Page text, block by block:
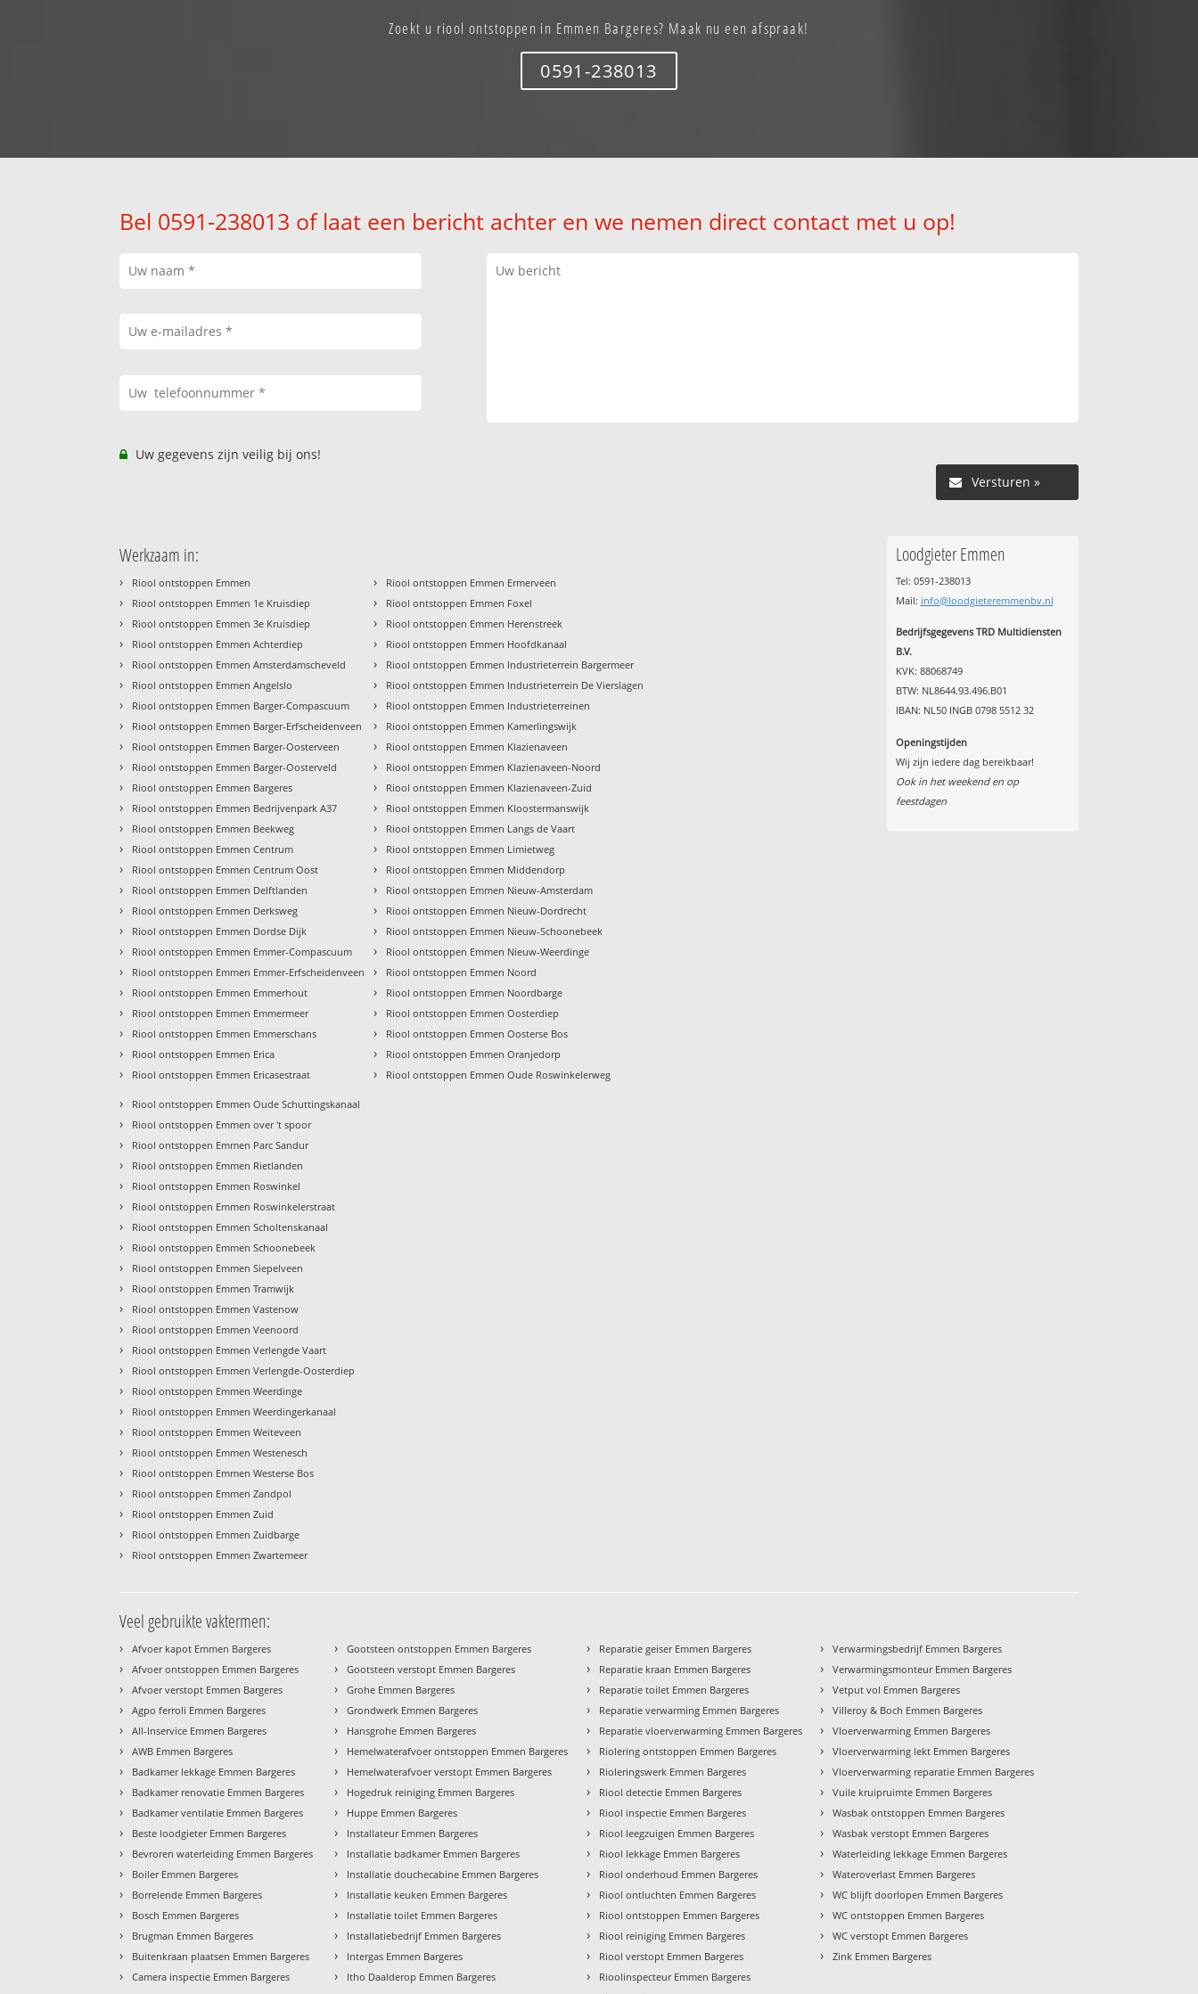
Zoekt u riool ontstoppen in Emmen Bargeres? Maak nu een afspraak!
0591-238013
Bel 0591-238013 of laat een bericht achter en we nemen direct contact met u op!
Uw gegevens zijn veilig bij ons!
Versturen »
Werkzaam in:
› Riool ontstoppen Emmen
› Riool ontstoppen Emmen 1e Kruisdiep
› Riool ontstoppen Emmen 3e Kruisdiep
› Riool ontstoppen Emmen Achterdiep
› Riool ontstoppen Emmen Amsterdamscheveld
› Riool ontstoppen Emmen Angelslo
› Riool ontstoppen Emmen Barger-Compascuum
› Riool ontstoppen Emmen Barger-Erfscheidenveen
› Riool ontstoppen Emmen Barger-Oosterveen
› Riool ontstoppen Emmen Barger-Oosterveld
› Riool ontstoppen Emmen Bargeres
› Riool ontstoppen Emmen Bedrijvenpark A37
› Riool ontstoppen Emmen Beekweg
› Riool ontstoppen Emmen Centrum
› Riool ontstoppen Emmen Centrum Oost
› Riool ontstoppen Emmen Delftlanden
› Riool ontstoppen Emmen Derksweg
› Riool ontstoppen Emmen Dordse Dijk
› Riool ontstoppen Emmen Emmer-Compascuum
› Riool ontstoppen Emmen Emmer-Erfscheidenveen
› Riool ontstoppen Emmen Emmerhout
› Riool ontstoppen Emmen Emmermeer
› Riool ontstoppen Emmen Emmerschans
› Riool ontstoppen Emmen Erica
› Riool ontstoppen Emmen Ericasestraat
› Riool ontstoppen Emmen Ermerveen
› Riool ontstoppen Emmen Foxel
› Riool ontstoppen Emmen Herenstreek
› Riool ontstoppen Emmen Hoofdkanaal
› Riool ontstoppen Emmen Industrieterrein Bargermeer
› Riool ontstoppen Emmen Industrieterrein De Vierslagen
› Riool ontstoppen Emmen Industrieterreinen
› Riool ontstoppen Emmen Kamerlingswijk
› Riool ontstoppen Emmen Klazienaveen
› Riool ontstoppen Emmen Klazienaveen-Noord
› Riool ontstoppen Emmen Klazienaveen-Zuid
› Riool ontstoppen Emmen Kloostermanswijk
› Riool ontstoppen Emmen Langs de Vaart
› Riool ontstoppen Emmen Limietweg
› Riool ontstoppen Emmen Middendorp
› Riool ontstoppen Emmen Nieuw-Amsterdam
› Riool ontstoppen Emmen Nieuw-Dordrecht
› Riool ontstoppen Emmen Nieuw-Schoonebeek
› Riool ontstoppen Emmen Nieuw-Weerdinge
› Riool ontstoppen Emmen Noord
› Riool ontstoppen Emmen Noordbarge
› Riool ontstoppen Emmen Oosterdiep
› Riool ontstoppen Emmen Oosterse Bos
› Riool ontstoppen Emmen Oranjedorp
› Riool ontstoppen Emmen Oude Roswinkelerweg
› Riool ontstoppen Emmen Oude Schuttingskanaal
› Riool ontstoppen Emmen over 't spoor
› Riool ontstoppen Emmen Parc Sandur
› Riool ontstoppen Emmen Rietlanden
› Riool ontstoppen Emmen Roswinkel
› Riool ontstoppen Emmen Roswinkelerstraat
› Riool ontstoppen Emmen Scholtenskanaal
› Riool ontstoppen Emmen Schoonebeek
› Riool ontstoppen Emmen Siepelveen
› Riool ontstoppen Emmen Tramwijk
› Riool ontstoppen Emmen Vastenow
› Riool ontstoppen Emmen Veenoord
› Riool ontstoppen Emmen Verlengde Vaart
› Riool ontstoppen Emmen Verlengde-Oosterdiep
› Riool ontstoppen Emmen Weerdinge
› Riool ontstoppen Emmen Weerdingerkanaal
› Riool ontstoppen Emmen Weiteveen
› Riool ontstoppen Emmen Westenesch
› Riool ontstoppen Emmen Westerse Bos
› Riool ontstoppen Emmen Zandpol
› Riool ontstoppen Emmen Zuid
› Riool ontstoppen Emmen Zuidbarge
› Riool ontstoppen Emmen Zwartemeer
Loodgieter Emmen
Tel: 0591-238013
Mail: info@loodgieteremmenbv.nl
Bedrijfsgegevens TRD Multidiensten
B.V.
KVK: 88068749
BTW: NL8644.93.496.B01
IBAN: NL50 INGB 0798 5512 32
Openingstijden
Wij zijn iedere dag bereikbaar!
Ook in het weekend en op
feestdagen
Veel gebruikte vaktermen:
› Afvoer kapot Emmen Bargeres
› Afvoer ontstoppen Emmen Bargeres
› Afvoer verstopt Emmen Bargeres
› Agpo ferroli Emmen Bargeres
› All-Inservice Emmen Bargeres
› AWB Emmen Bargeres
› Badkamer lekkage Emmen Bargeres
› Badkamer renovatie Emmen Bargeres
› Badkamer ventilatie Emmen Bargeres
› Beste loodgieter Emmen Bargeres
› Bevroren waterleiding Emmen Bargeres
› Boiler Emmen Bargeres
› Borrelende Emmen Bargeres
› Bosch Emmen Bargeres
› Brugman Emmen Bargeres
› Buitenkraan plaatsen Emmen Bargeres
› Camera inspectie Emmen Bargeres
› Gootsteen ontstoppen Emmen Bargeres
› Gootsteen verstopt Emmen Bargeres
› Grohe Emmen Bargeres
› Grondwerk Emmen Bargeres
› Hansgrohe Emmen Bargeres
› Hemelwaterafvoer ontstoppen Emmen Bargeres
› Hemelwaterafvoer verstopt Emmen Bargeres
› Hogedruk reiniging Emmen Bargeres
› Huppe Emmen Bargeres
› Installateur Emmen Bargeres
› Installatie badkamer Emmen Bargeres
› Installatie douchecabine Emmen Bargeres
› Installatie keuken Emmen Bargeres
› Installatie toilet Emmen Bargeres
› Installatiebedrijf Emmen Bargeres
› Intergas Emmen Bargeres
› Itho Daalderop Emmen Bargeres
› Reparatie geiser Emmen Bargeres
› Reparatie kraan Emmen Bargeres
› Reparatie toilet Emmen Bargeres
› Reparatie verwarming Emmen Bargeres
› Reparatie vloerverwarming Emmen Bargeres
› Riolering ontstoppen Emmen Bargeres
› Rioleringswerk Emmen Bargeres
› Riool detectie Emmen Bargeres
› Riool inspectie Emmen Bargeres
› Riool leegzuigen Emmen Bargeres
› Riool lekkage Emmen Bargeres
› Riool onderhoud Emmen Bargeres
› Riool ontluchten Emmen Bargeres
› Riool ontstoppen Emmen Bargeres
› Riool reiniging Emmen Bargeres
› Riool verstopt Emmen Bargeres
› Rioolinspecteur Emmen Bargeres
› Verwarmingsbedrijf Emmen Bargeres
› Verwarmingsmonteur Emmen Bargeres
› Vetput vol Emmen Bargeres
› Villeroy & Boch Emmen Bargeres
› Vloerverwarming Emmen Bargeres
› Vloerverwarming lekt Emmen Bargeres
› Vloerverwarming reparatie Emmen Bargeres
› Vuile kruipruimte Emmen Bargeres
› Wasbak ontstoppen Emmen Bargeres
› Wasbak verstopt Emmen Bargeres
› Waterleiding lekkage Emmen Bargeres
› Wateroverlast Emmen Bargeres
› WC blijft doorlopen Emmen Bargeres
› WC ontstoppen Emmen Bargeres
› WC verstopt Emmen Bargeres
› Zink Emmen Bargeres